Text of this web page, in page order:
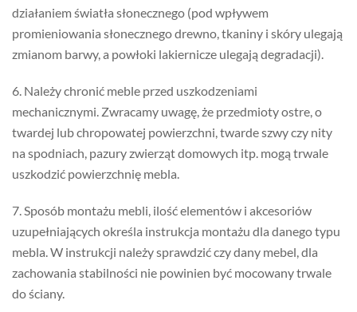
działaniem światła słonecznego (pod wpływem
promieniowania słonecznego drewno, tkaniny i skóry ulegają
zmianom barwy, a powłoki lakiernicze ulegają degradacji).
6. Należy chronić meble przed uszkodzeniami
mechanicznymi. Zwracamy uwagę, że przedmioty ostre, o
twardej lub chropowatej powierzchni, twarde szwy czy nity
na spodniach, pazury zwierząt domowych itp. mogą trwale
uszkodzić powierzchnię mebla.
7. Sposób montażu mebli, ilość elementów i akcesoriów
uzupełniających określa instrukcja montażu dla danego typu
mebla. W instrukcji należy sprawdzić czy dany mebel, dla
zachowania stabilności nie powinien być mocowany trwale
do ściany.